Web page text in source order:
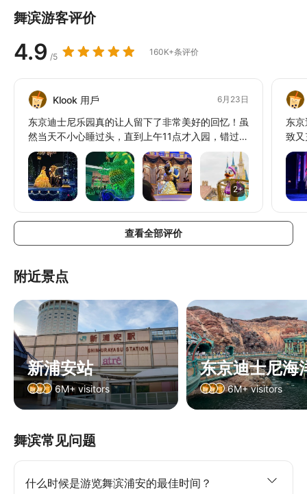
舞滨游客评价
4.9 /5 160K+条评价
Klook 用戶 6月23日
东京迪士尼乐园真的让人留下了非常美好的回忆！虽
然当天不小心睡过头，直到上午11点才入园，错过了
抢购快速通行证（Priority Pass）的时机，但完全没
有影响游玩的心情。园区内充满梦幻氛围，每个区域
都布置得非常精致，走在其中就像进入童话世界一
样。虽然热门设施没玩到太多，但反而能更悠闲地享
有的魅力。 这次一共欣赏了三场花车游行，每一场
都充满惊喜，角色们热情地和游客互动，音乐和表演
天画下完美句点。即使晚入园、没有抢到快速通行
欢乐与幸福，是一段让人想再次回访的美好旅程。
2+
东
致
气
型
游
让
情
查看全部评价
附近景点
新浦安站
6M+ visitors
东京迪士尼海
6M+ visitors
舞滨常见问题
什么时候是游览舞滨浦安的最佳时间？